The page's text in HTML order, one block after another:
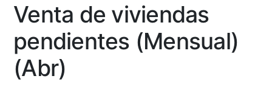
Venta de viviendas
pendientes (Mensual)
(Abr)